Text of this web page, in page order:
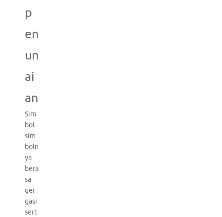
p
en
un
ai
an
Sim
bol-
sim
boln
ya
bera
sa
ger
gasi
sert